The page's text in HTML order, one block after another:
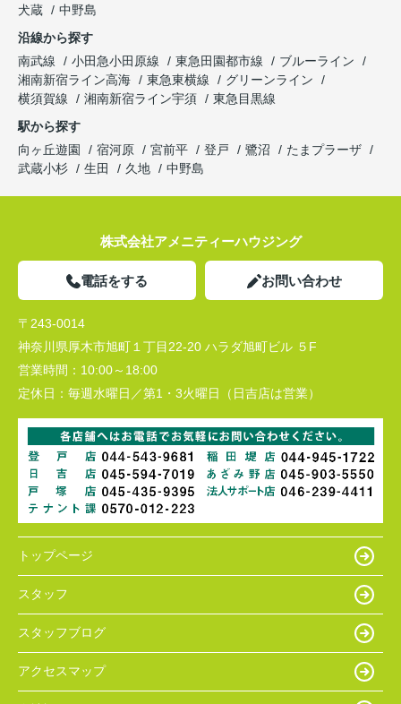
犬蔵
中野島
沿線から探す
南武線
小田急小田原線 東急田園都市線
ブルーライン
湘南新宿ライン高海
東急東横線
グリーンライン
横須賀線
湘南新宿ライン宇須
東急目黒線
駅から探す
向ヶ丘遊園
宿河原 宮前平 登戸 鷺沼
たまプラーザ
武蔵小杉
生田 久地 中野島
株式会社アメニティーハウジング
電話をする お問い合わせ
〒243-0014
神奈川県厚木市旭町１丁目22-20 ハラダ旭町ビル ５F
営業時間： 10:00～18:00
定休日： 毎週水曜日／第1・3火曜日（日吉店は営業）
トップページ
スタッフ
スタッフブログ
アクセスマップ